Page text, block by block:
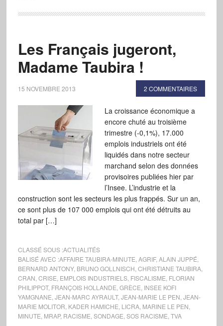
Les Français jugeront,
Madame Taubira !
15 NOVEMBRE 2013 2 COMMENTAIRES
La croissance économique a
encore chuté au troisième
trimestre (-0,1%), 17.000
emplois industriels ont été
liquidés dans notre secteur
marchand selon des données
provisoires publiées hier par
l’Insee. L’industrie et la
construction sont les secteurs les plus frappés. Sur un an,
ce sont plus de 107 000 emplois qui ont été détruits au
total par […]
CLASSÉ SOUS :ACTUALITÉS
BALISÉ AVEC :AFFAIRE TAUBIRA-MINUTE AGRIF, ALAIN JUPPÉ
BERNARD ANTONY, BRUNO GOLLNISCH CHRISTIANE TAUBIRA,
CRAN CRISE EMPLOIS INDUSTRIELS, FISCALISME FLORIAN
PHILIPPOT, FRANÇOIS HOLLANDE GRÈCE INSEE KOFI
YAMGNANE JEAN-MARC AYRAULT, JEAN-MARIE LE PEN JEAN-
MARIE MOLITOR KADER HAMICHE LICRA, MARINE LE PEN
MINUTE MRAP, RACISME SONDAGE SOS RACISME TVA